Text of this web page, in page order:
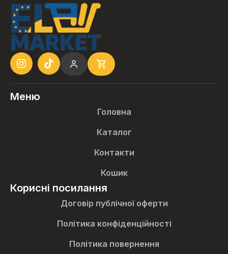
Меню
Головна
Каталог
Контакти
Кошик
Корисні посилання
Договір публічної оферти
Політика конфіденційності
Політика повернення